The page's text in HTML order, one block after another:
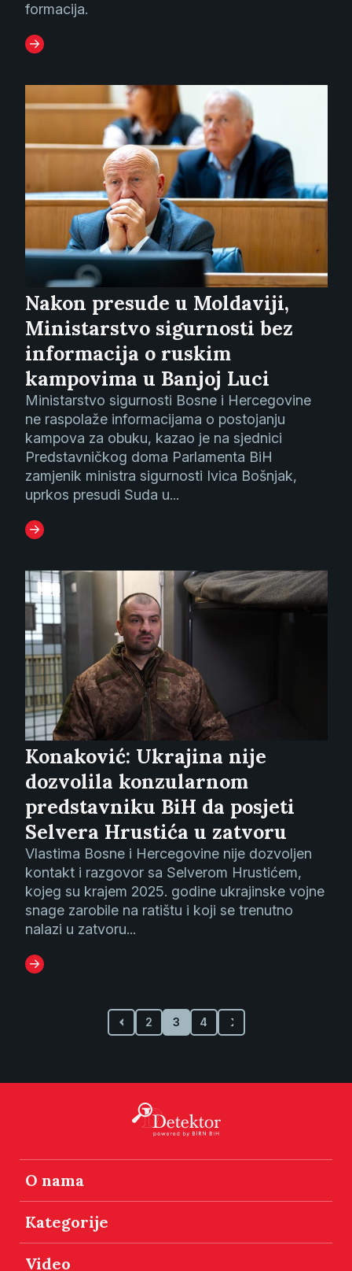
formacija.
Nakon presude u Moldaviji,
Ministarstvo sigurnosti bez
informacija o ruskim
kampovima u Banjoj Luci
Ministarstvo sigurnosti Bosne i Hercegovine
ne raspolaže informacijama o postojanju
kampova za obuku, kazao je na sjednici
Predstavničkog doma Parlamenta BiH
zamjenik ministra sigurnosti Ivica Bošnjak,
uprkos presudi Suda u...
Konaković: Ukrajina nije
dozvolila konzularnom
predstavniku BiH da posjeti
Selvera Hrustića u zatvoru
Vlastima Bosne i Hercegovine nije dozvoljen
kontakt i razgovor sa Selverom Hrustićem,
kojeg su krajem 2025. godine ukrajinske vojne
snage zarobile na ratištu i koji se trenutno
nalazi u zatvoru...
2 3 4
O nama
Kategorije
Video